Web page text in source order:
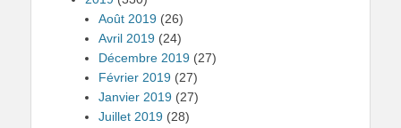
Août 2019 (26)
Avril 2019 (24)
Décembre 2019 (27)
Février 2019 (27)
Janvier 2019 (27)
Juillet 2019 (28)